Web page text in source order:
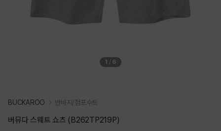
1 / 6
BUCKAROO 반바지/점프수트
버뮤다 스웨트 쇼츠 (B262TP219P)